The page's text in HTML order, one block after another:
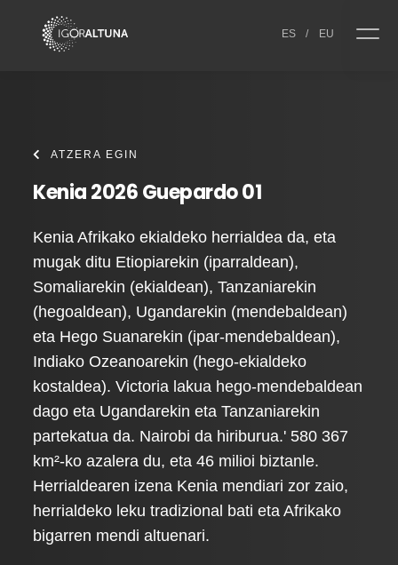
ES / EU
ATZERA EGIN
Kenia 2026 Guepardo 01
Kenia Afrikako ekialdeko herrialdea da, eta
mugak ditu Etiopiarekin (iparraldean),
Somaliarekin (ekialdean), Tanzaniarekin
(hegoaldean), Ugandarekin (mendebaldean)
eta Hego Suanarekin (ipar-mendebaldean),
Indiako Ozeanoarekin (hego-ekialdeko
kostaldea). Victoria lakua hego-mendebaldean
dago eta Ugandarekin eta Tanzaniarekin
partekatua da. Nairobi da hiriburua.' 580 367
km²-ko azalera du, eta 46 milioi biztanle.
Herrialdearen izena Kenia mendiari zor zaio,
herrialdeko leku tradizional bati eta Afrikako
bigarren mendi altuenari.